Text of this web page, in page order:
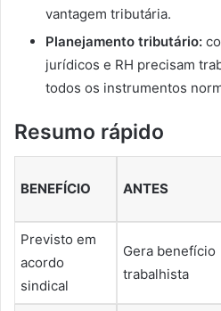
vantagem tributária.
Planejamento tributário:
jurídicos e RH precisam
todos os instrumentos
Resumo rápido
BENEFÍCIO ANTES
Previsto em
acordo
sindical
Gera benefício
trabalhista